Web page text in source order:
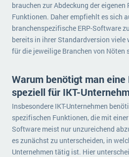
brauchen zur Abdeckung der eigenen
Funktionen. Daher empfiehlt es sich
branchenspezifische ERP-Software
bereits in ihrer Standardversion
für die jeweilige Branchen von Nöten
Warum benötigt man eine
speziell für IKT-
Insbesondere IKT-Unternehmen
spezifischen Funktionen, die mit
Software meist nur unzureichend
es zunächst zu unterscheiden, in
Unternehmen tätig ist. Hier